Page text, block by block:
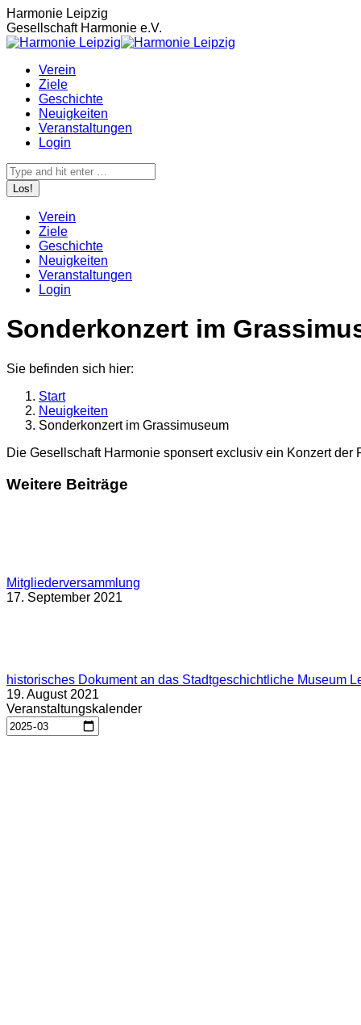
Zum
Inhalt
springen
Harmonie Leipzig
Gesellschaft Harmonie e.V.
Verein
Ziele
Geschichte
Neuigkeiten
Veranstaltungen
Login
Search:
Verein
Ziele
Geschichte
Neuigkeiten
Veranstaltungen
Login
Sonderkonzert im
Sie befinden sich hier:
Start
Neuigkeiten
Sonderkonzert im Grassimuseum
Die Gesellschaft Harmonie sponsert exclusiv ein Konzert
Weitere Beiträge
Mitgliederversammlung
17. September 2021
historisches Dokument an das Stadtgeschichtliche Museum
19. August 2021
Veranstaltungskalender